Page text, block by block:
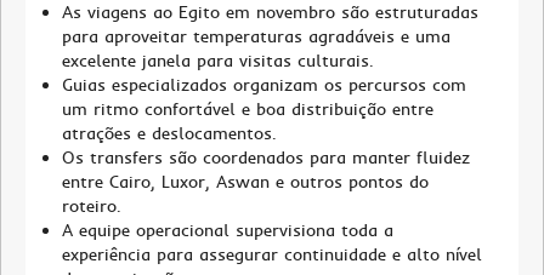
As viagens ao Egito em novembro são estruturadas
para aproveitar temperaturas agradáveis e uma
excelente janela para visitas culturais.
Guias especializados organizam os percursos com
um ritmo confortável e boa distribuição entre
atrações e deslocamentos.
Os transfers são coordenados para manter fluidez
entre Cairo, Luxor, Aswan e outros pontos do
roteiro.
A equipe operacional supervisiona toda a
experiência para assegurar continuidade e alto nível